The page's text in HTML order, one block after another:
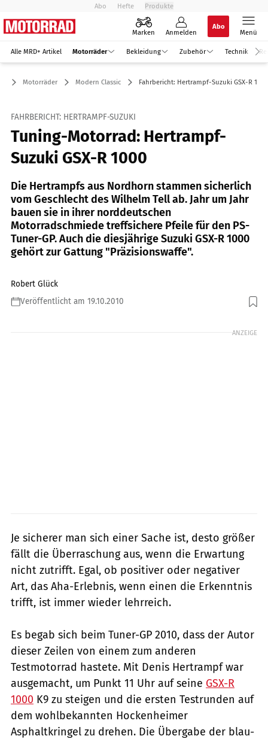
Abo Hefte Produkte
Marken Anmelden
Abo
Menü
Alle MRD+ Artikel Motorräder Bekleidung Zubehör Technik
Motorräder Modern Classic Fahrbericht: Hertrampf-Suzuki GSX-R 1000
FAHRBERICHT: HERTRAMPF-SUZUKI
Tuning-Motorrad: Hertrampf-
Suzuki GSX-R 1000
Die Hertrampfs aus Nordhorn stammen sicherlich
vom Geschlecht des Wilhelm Tell ab. Jahr um Jahr
bauen sie in ihrer norddeutschen
Motorradschmiede treffsichere Pfeile für den PS-
Tuner-GP. Auch die diesjährige Suzuki GSX-R 1000
gehört zur Gattung "Präzisionswaffe".
Robert Glück
Veröffentlicht am 19.10.2010
Foto: jkuenstle.de
ANZEIGE
Je sicherer man sich einer Sache ist, desto größer
fällt die Überraschung aus, wenn die Erwartung
nicht zutrifft. Egal, ob positiver oder negativer
Art, das Aha-Erlebnis, wenn einen die Erkenntnis
trifft, ist immer wieder lehrreich.
Es begab sich beim Tuner-GP 2010, dass der Autor
dieser Zeilen von einem zum anderen
Testmotorrad hastete. Mit Denis Hertrampf war
ausgemacht, um Punkt 11 Uhr auf seine GSX-R
1000 K9 zu steigen und die ersten Testrunden auf
dem wohlbekannten Hockenheimer
Asphaltkringel zu drehen. Die Übergabe der blau-